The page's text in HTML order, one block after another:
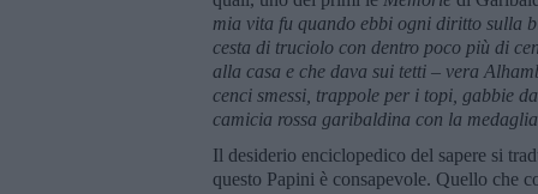
mia vita fu quando ebbi ogni diritto sulla
cesta di truciolo con dentro poco più di
alla casa e che dava sui tetti – vera
cenci smessi, trappole per i topi, gabbie
camicia rossa garibaldina con la medaglia
Il desiderio enciclopedico del sapere si
questo Papini è consapevole. Quello che